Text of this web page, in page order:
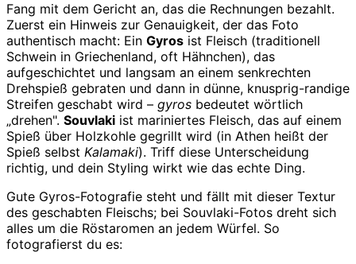
Fang mit dem Gericht an, das die Rechnungen bezahlt.
Zuerst ein Hinweis zur Genauigkeit, der das Foto
authentisch macht: Ein Gyros ist Fleisch (traditionell
Schwein in Griechenland, oft Hähnchen), das
aufgeschichtet und langsam an einem senkrechten
Drehspieß gebraten und dann in dünne, knusprig-randige
Streifen geschabt wird – gyros bedeutet wörtlich
„drehen". Souvlaki ist mariniertes Fleisch, das auf einem
Spieß über Holzkohle gegrillt wird (in Athen heißt der
Spieß selbst Kalamaki). Triff diese Unterscheidung
richtig, und dein Styling wirkt wie das echte Ding.
Gute Gyros-Fotografie steht und fällt mit dieser Textur
des geschabten Fleischs; bei Souvlaki-Fotos dreht sich
alles um die Röstaromen an jedem Würfel. So
fotografierst du es: